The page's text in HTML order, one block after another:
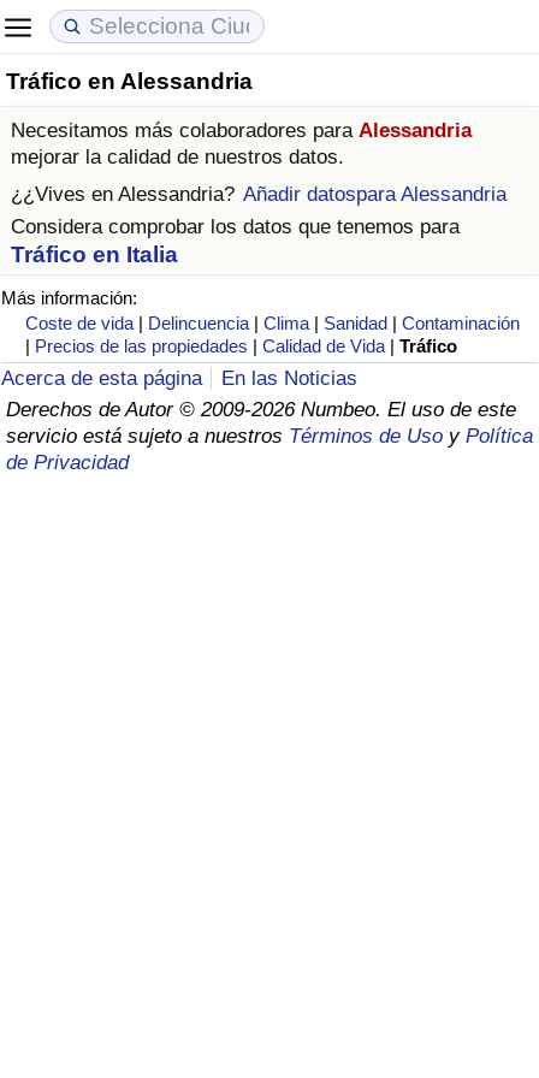
Tráfico en Alessandria
Necesitamos más colaboradores para Alessandria
mejorar la calidad de nuestros datos.
¿¿Vives en Alessandria? Añadir datospara Alessandria
Considera comprobar los datos que tenemos para
Tráfico en Italia
Más información:
Coste de vida | Delincuencia |Clima | Sanidad |Contaminación
| Precios de las propiedades |Calidad de Vida |Tráfico
Acerca de esta página
En las Noticias
Derechos de Autor © 2009-2026 Numbeo. El uso de este
servicio está sujeto a nuestros Términos de Uso y Política
de Privacidad
Coste de vida
Índice de Costo de Vida (Actual)
Índice de Costo de Vida
Índice de costo de vida por país
en aqaba
Precios de las propiedades
Índice de Precios de Inmuebles (Actual)
Índice de Precios de Inmuebles
Índice de Precios de Inmuebles por País
Calidad de Vida
Índice de Calidad de Vida
Índice de Calidad de Vida (Actual)
Índice de calidad de vida por país
Delincuencia
Calificación del Índice de Criminalidad
(Actual)